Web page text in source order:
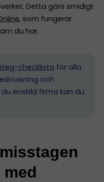
Detta görs smidigt
, som fungerar
du har.
checklista för alla
och
enskild firma kan du